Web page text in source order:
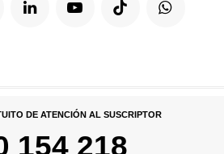
DE ATENCIÓN AL SUSCRIPTOR
154 218